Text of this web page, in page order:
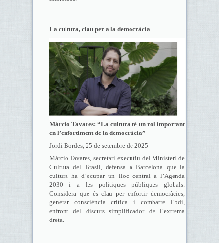
La cultura, clau per a la democràcia
Márcio Tavares: “La cultura té un rol important
en l’enfortiment de la democràcia”
Jordi Bordes, 25 de setembre de 2025
Márcio Tavares, secretari executiu del Ministeri de
Cultura del Brasil, defensa a Barcelona que la
cultura ha d’ocupar un lloc central a l’Agenda
2030 i a les polítiques públiques globals.
Considera que és clau per enfortir democràcies,
generar consciència crítica i combatre l’odi,
enfront del discurs simplificador de l’extrema
dreta.